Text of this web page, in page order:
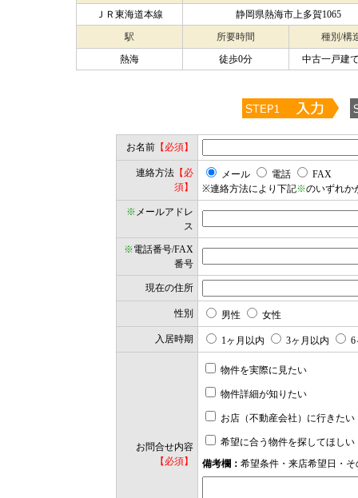
ＪＲ東海道本線
静岡県熱海市上多賀1065
駅
所要時間
種別/構
熱海
徒歩0分 中古一戸建
お名前【必須】
連絡方法【必
須】
メール 電話
FAX
※連絡方法により下記※のいずれか
※ メールアドレ
ス
※電話番号/FAX
番号
現在の住所
性別 男性 女性
入居時期 1ヶ月以内 3ヶ月以内 6
お問合せ内容
【必須】
物件を実際に見たい
物件詳細が知りたい
お店（不動産会社）に行きたい
希望に合う物件を探してほしい
備考欄： 希望条件・来店希望日・